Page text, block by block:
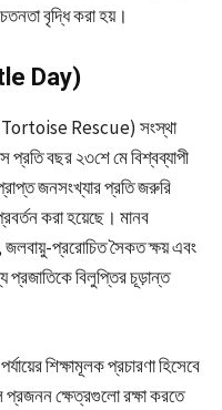
বৃদ্ধি করা হয়।
Day)
Tortoise Rescue) সংস্থা
প্রতি বছর ২৩শে মে বিশ্বব্যাপী
জনসংখ্যার প্রতি জরুরি
করা হয়েছে। মানব
প্ররোচিত সৈকত ক্ষয় এবং
প্রজাতিকে বিলুপ্তির চূড়ান্ত
শিক্ষামূলক প্রচারণা হিসেবে
প্রজনন ক্ষেত্রগুলো রক্ষা করতে